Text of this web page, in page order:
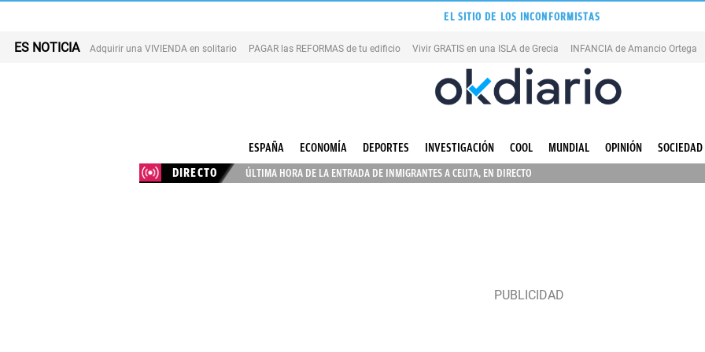
EL SITIO DE LOS INCONFORMISTAS
ES NOTICIA Adquirir una VIVIENDA en solitario PAGAR las REFORMAS de tu edificio Vivir GRATIS en una ISLA de Grecia INFANCIA de Amancio Ortega
ESPAÑA ECONOMÍA DEPORTES INVESTIGACIÓN COOL MUNDIAL OPINIÓN SOCIEDAD
DIRECTO
ÚLTIMA HORA DE LA ENTRADA DE INMIGRANTES A CEUTA, EN DIRECTO